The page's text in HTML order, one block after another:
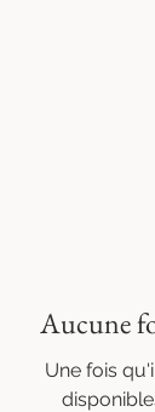
Aucune
Une fois